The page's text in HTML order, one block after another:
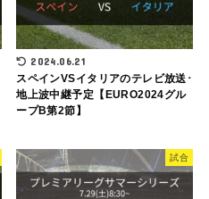
2024.06.21
スペインVSイタリアのテレビ放送･
地上波中継予定【EURO2024グル
ープB第2節】
試合